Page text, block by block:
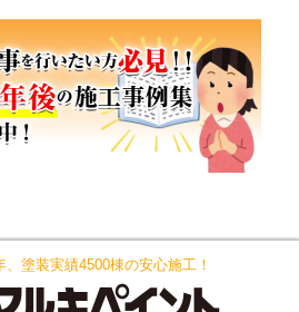
塗装実績4500棟の安心施工！